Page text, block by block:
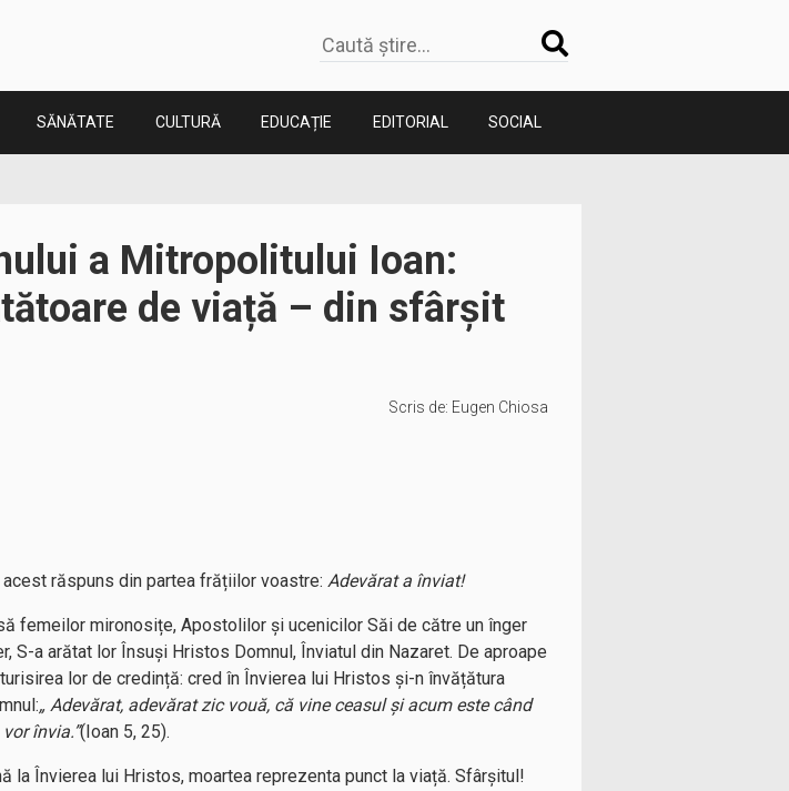
SĂNĂTATE CULTURĂ EDUCAȚIE EDITORIAL SOCIAL
a Mitropolitului Ioan:
de viață – din sfârșit
Scris de: Eugen Chiosa
răspuns din partea frățiilor voastre: Adevărat a înviat!
femeilor mironosițe, Apostolilor și ucenicilor Săi de către un înger
S-a arătat lor Însuși Hristos Domnul, Înviatul din Nazaret. De aproape
lor de credință: cred în Învierea lui Hristos și-n învățătura
„ Adevărat, adevărat zic vouă, că vine ceasul și acum este când
învia.”(Ioan 5, 25).
la Învierea lui Hristos, moartea reprezenta punct la viață. Sfârșitul!